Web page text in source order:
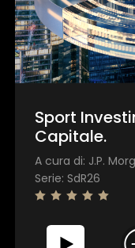
Sport
Capitale.
A cura di: J.P.
Serie: SdR26